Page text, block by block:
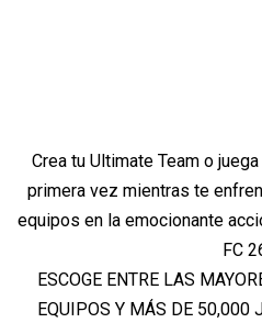
Crea tu Ultimate Team o
primera vez mientras te
equipos en la emocionante
FC
ESCOGE ENTRE LAS
EQUIPOS Y MÁS DE 50,000